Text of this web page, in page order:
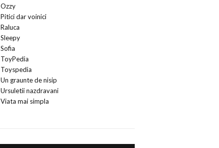
Ozzy
Pitici dar voinici
Raluca
Sleepy
Sofia
ToyPedia
Toyspedia
Un graunte de nisip
Ursuletii nazdravani
Viata mai simpla